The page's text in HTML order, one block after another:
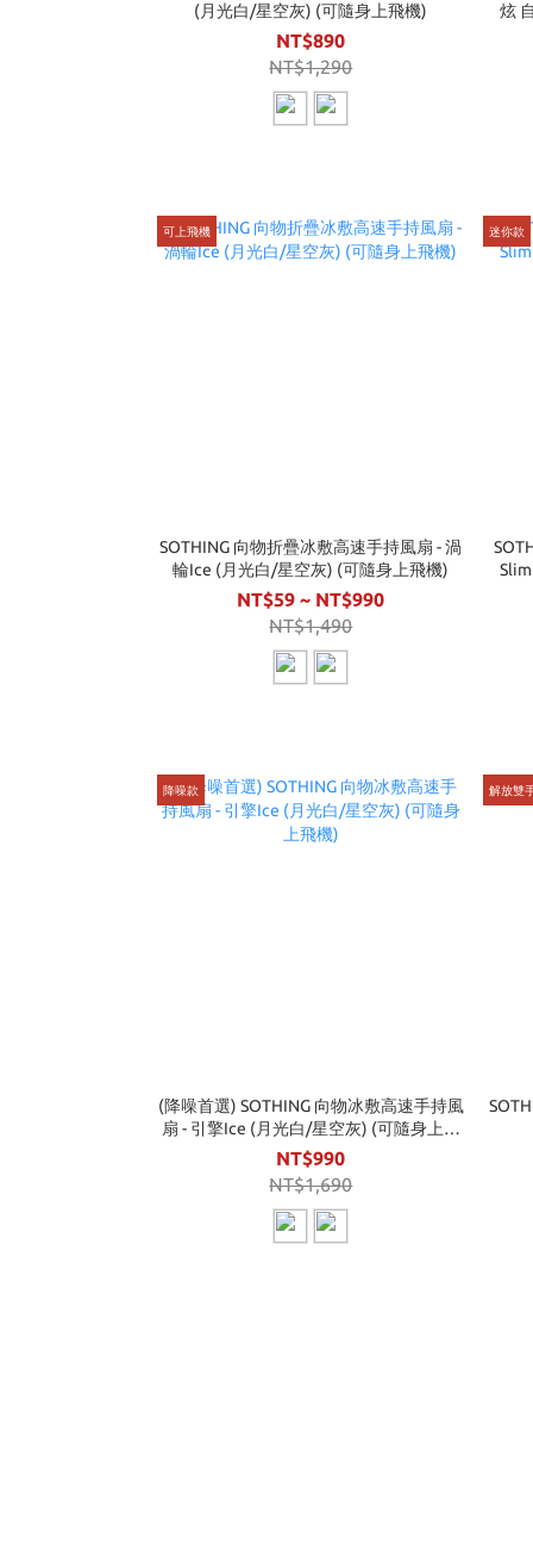
(月光白/星空灰) (可隨身上飛機)
NT$890
NT$1,290
炫
可上飛機
SOTHING 向物折疊冰敷高速手持風扇 - 渦
輪Ice (月光白/星空灰) (可隨身上飛機)
NT$59 ~ NT$990
NT$1,490
迷你款
降噪款
(降噪首選) SOTHING 向物冰敷高速手持風
扇 - 引擎Ice (月光白/星空灰) (可隨身上飛
機)
NT$990
NT$1,690
解放雙